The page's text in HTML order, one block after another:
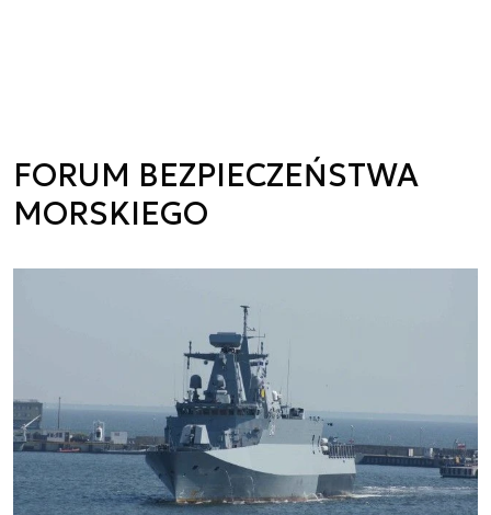
FORUM BEZPIECZEŃSTWA
MORSKIEGO